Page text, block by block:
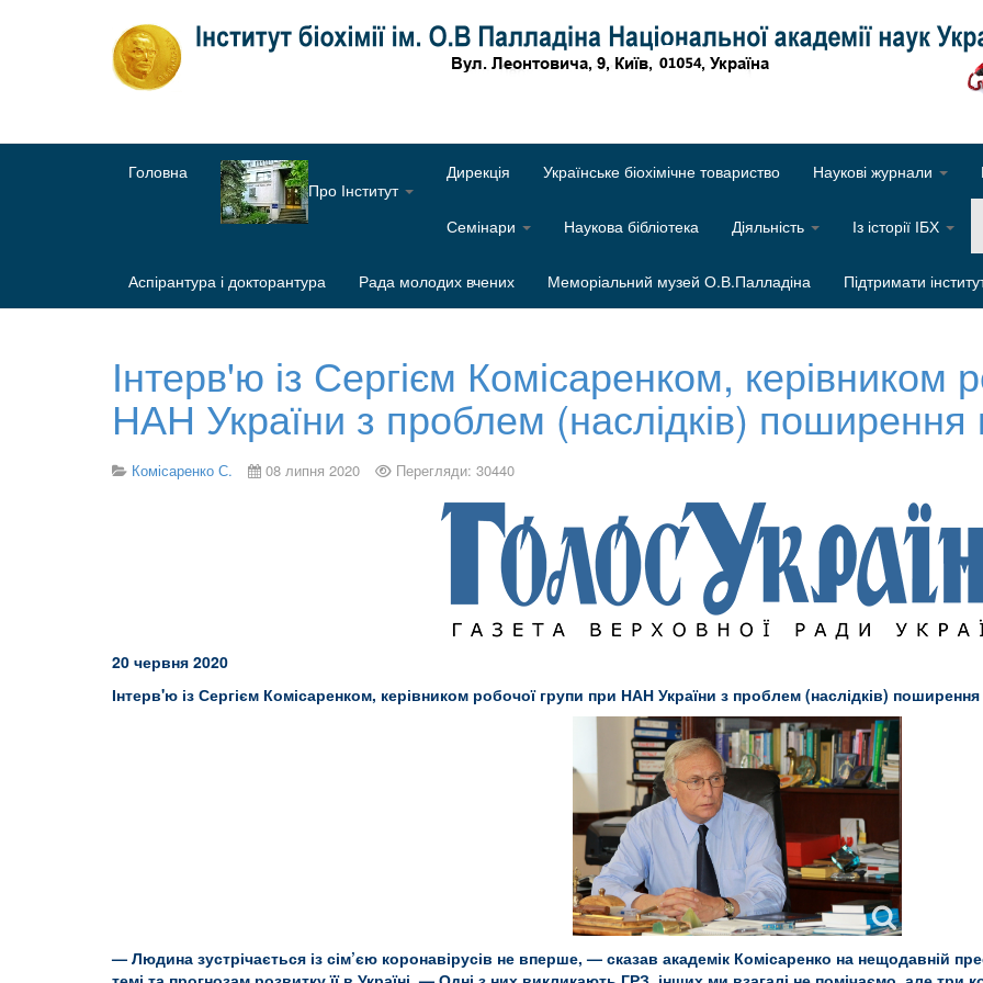
Головна
Про Інститут
Дирекція Українське біохімічне товариство Наукові журнали
Семінари Наукова бібліотека Діяльність Із історії ІБХ
Аспірантура і докторантура Рада молодих вчених Меморіальний музей О.В.Палладіна Підтримати
Інтерв'ю із Сергієм Комісаренком, керівником
НАН України з проблем (наслідків) поширення
Комісаренко С. 08 липня 2020 Перегляди: 30440
20 червня 2020
Інтерв'ю із Сергієм Комісаренком, керівником робочої групи при НАН України з проблем (наслідків)
— Людина зустрічається із сім’єю коронавірусів не вперше, — сказав академік Комісаренко на нещодавній